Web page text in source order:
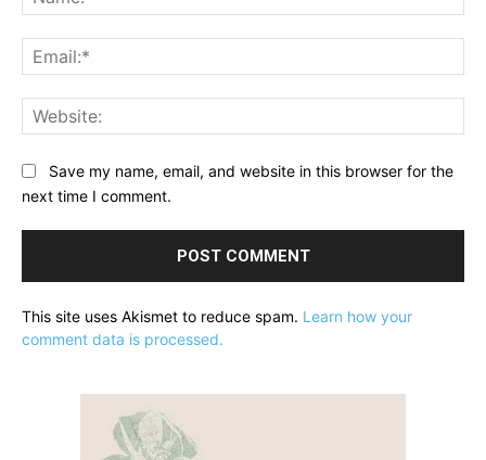
Save my name, email, and website in this browser for the
next time I comment.
This site uses Akismet to reduce spam. Learn how your
comment data is processed.